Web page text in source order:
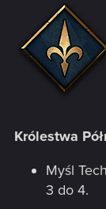
Królestwa
Myśl
3 do 4.